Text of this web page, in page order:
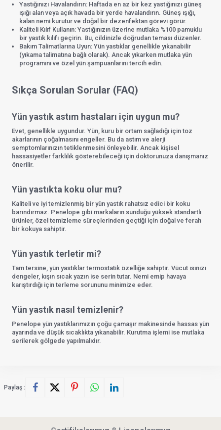
Yastığınızı Havalandırın: Haftada en az bir kez yastığınızı güneş
ışığı alan veya açık havada bir yerde havalandırın. Güneş ışığı,
kalan nemi kurutur ve doğal bir dezenfektan görevi görür.
Kaliteli Kılıf Kullanın: Yastığınızın üzerine mutlaka %100 pamuklu
bir yastık kılıfı geçirin. Bu, cildinizle doğrudan teması düzenler.
Bakım Talimatlarına Uyun: Yün yastıklar genellikle yıkanabilir
(yıkama talimatına bağlı olarak). Ancak yıkarken mutlaka yün
programını ve özel yün şampuanlarını tercih edin.
Sıkça Sorulan Sorular (FAQ)
Yün yastık astım hastaları için uygun mu?
Evet, genellikle uygundur. Yün, kuru bir ortam sağladığı için toz
akarlarının çoğalmasını engeller. Bu da astım ve alerji
semptomlarınızın tetiklenmesini önleyebilir. Ancak kişisel
hassasiyetler farklılık gösterebileceği için doktorunuza danışmanız
önerilir.
Yün yastıkta koku olur mu?
Kaliteli ve iyi temizlenmiş bir yün yastık rahatsız edici bir koku
barındırmaz. Penelope gibi markaların sunduğu yüksek standartlı
ürünler, özel temizleme süreçlerinden geçtiği için doğal ve ferah
bir kokuya sahiptir.
Yün yastık terletir mi?
Tam tersine, yün yastıklar termostatik özelliğe sahiptir. Vücut ısınızı
dengeler, kışın sıcak yazın ise serin tutar. Nemi emip havaya
karıştırdığı için terleme sorununu minimize eder.
Yün yastık nasıl temizlenir?
Penelope yün yastıklarımızın çoğu çamaşır makinesinde hassas yün
ayarında ve düşük sıcaklıkta yıkanabilir. Kurutma işlemi ise mutlaka
serilerek gölgede yapılmalıdır.
Paylaş :